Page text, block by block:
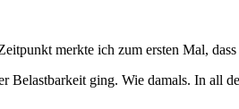
merkte ich zum ersten Mal,
ging. Wie damals. In all